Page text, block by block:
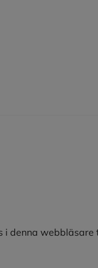
i denna